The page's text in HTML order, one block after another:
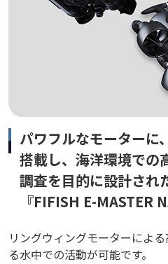
パワフルなモーターに
搭載し、海洋環境での
調査を目的に設計され
『FIFISH E-MASTER
リングウィングモーターによ
る水中での活動が可能です。